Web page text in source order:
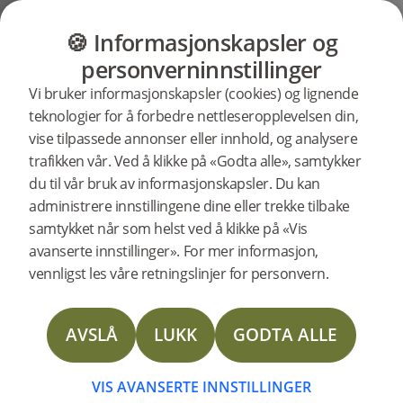
GULV MØBLER PRODUKTER
🍪 Informasjonskapsler og
personverninnstillinger
Vi bruker informasjonskapsler (cookies) og lignende
teknologier for å forbedre nettleseropplevelsen din,
vise tilpassede annonser eller innhold, og analysere
trafikken vår. Ved å klikke på «Godta alle», samtykker
du til vår bruk av informasjonskapsler. Du kan
administrere innstillingene dine eller trekke tilbake
samtykket når som helst ved å klikke på «Vis
avanserte innstillinger». For mer informasjon,
vennligst les våre retningslinjer for personvern.
AVSLÅ LUKK GODTA ALLE
VIS AVANSERTE INNSTILLINGER
Søkestøtte
etter
spesifikke
produkter
20618 Overgangslist Natural Valnøtt 2400 mm
Brukerstøtte Produktstøtte Gulvlister
Overgangslist Natural Valnøtt 2400
mm støtte
Technical Data Sheet Reducer
Technical Data Sheet T-mould
Technical Data Sheet Moulding Solid oak
Technical Data Sheet Reducer Veneer